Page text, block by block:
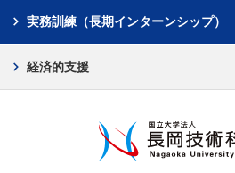
実務訓練（長期インターンシップ）
chevron_right
経済的支援
chevron_right